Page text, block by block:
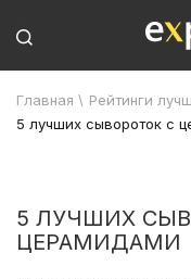
Главная \ Рейтинги
5 лучших сывороток с
5 ЛУЧШИХ
ЦЕРАМИДАМИ